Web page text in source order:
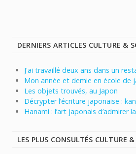
DERNIERS ARTICLES CULTURE &
J'ai travaillé deux ans dans un
Mon année et demie en école de
Les objets trouvés, au Japon
Décrypter l’écriture japonaise :
Hanami : l’art japonais d’admirer
LES PLUS CONSULTÉS CULTURE